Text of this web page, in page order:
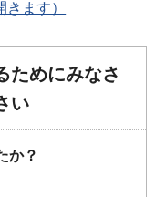
ます）
ためにみなさ
い
か？